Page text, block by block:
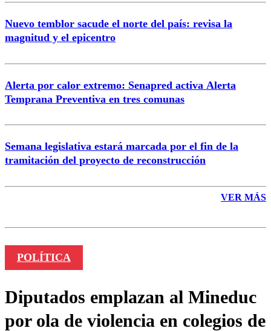
Nuevo temblor sacude el norte del país: revisa la
magnitud y el epicentro
Alerta por calor extremo: Senapred activa Alerta
Temprana Preventiva en tres comunas
Semana legislativa estará marcada por el fin de la
tramitación del proyecto de reconstrucción
VER MÁS
POLÍTICA
Diputados emplazan al Mineduc
por ola de violencia en colegios de